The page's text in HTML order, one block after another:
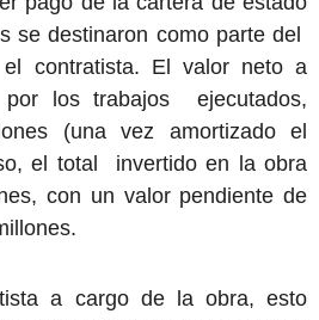
se destinaron como parte del
contratista. El valor neto a
por los trabajos ejecutados,
(una vez amortizado el
el total invertido en la obra
con un valor pendiente de
a cargo de la obra, esto